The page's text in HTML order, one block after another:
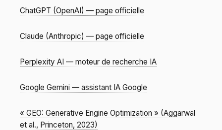
ChatGPT (OpenAI) — page officielle
Claude (Anthropic) — page officielle
Perplexity AI — moteur de recherche IA
Google Gemini — assistant IA Google
« GEO: Generative Engine Optimization » (Aggarwal
et al., Princeton, 2023)